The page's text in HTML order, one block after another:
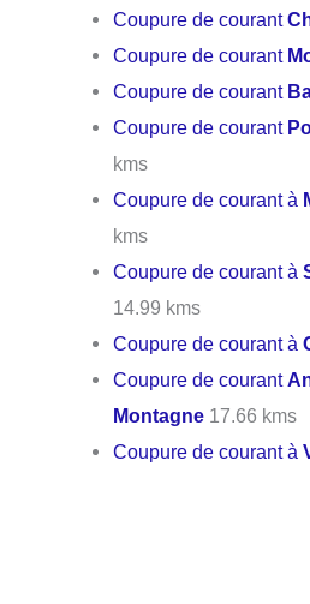
Coupure de courant
Coupure de courant
Coupure de courant
Coupure de courant
kms
Coupure de courant à
kms
Coupure de courant à
14.99 kms
Coupure de courant à
Coupure de courant
Montagne 17.66 kms
Coupure de courant à